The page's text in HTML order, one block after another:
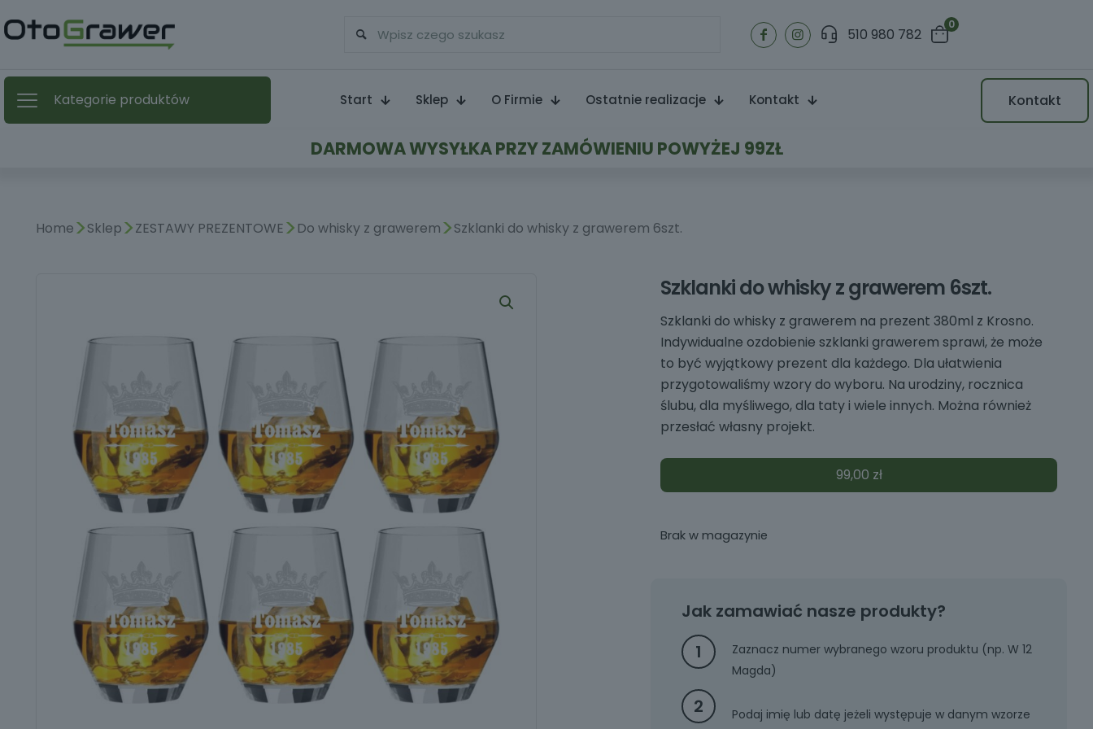
510 980 782
0
Kategorie produktów Start Sklep O Firmie Ostatnie realizacje Kontakt Kontakt
DARMOWA WYSYŁKA PRZY ZAMÓWIENIU POWYŻEJ 99ZŁ
Home>Sklep>ZESTAWY PREZENTOWE> Do whisky z grawerem>Szklanki do whisky z grawerem 6szt.
Szklanki do whisky z grawerem 6szt.
Szklanki do whisky z grawerem na prezent 380ml z Krosno.
Indywidualne ozdobienie szklanki grawerem sprawi, że może
to być wyjątkowy prezent dla każdego. Dla ułatwienia
przygotowaliśmy wzory do wyboru. Na urodziny, rocznica
ślubu, dla myśliwego, dla taty i wiele innych. Można również
przesłać własny projekt.
99,00 zł
Brak w magazynie
Jak zamawiać nasze produkty?
1
Zaznacz numer wybranego wzoru produktu (np. W 12
Magda)
2 Podaj imię lub datę jeżeli występuje w danym wzorze